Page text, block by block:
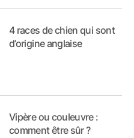
4 races de chien qui sont
d’origine anglaise
Vipère ou couleuvre :
comment être sûr ?